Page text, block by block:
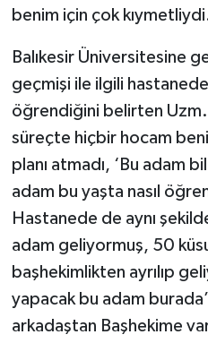
benim için çok
Balıkesir Üniversitesine
geçmişi ile ilgili hastanede
öğrendiğini belirten
süreçte hiçbir hocam beni
planı atmadı, ‘Bu adam
adam bu yaşta nasıl
Hastanede de aynı
adam geliyormuş, 50
başhekimlikten ayrılıp
yapacak bu adam
arkadaştan Başhekime